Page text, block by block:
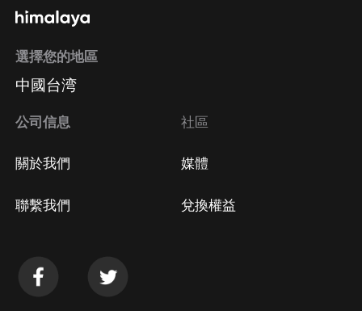
選擇您的地區
中國台湾
公司信息
關於我們
聯繫我們
社區
媒體
兌換權益